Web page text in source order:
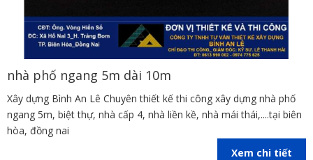
nhà phố ngang 5m dài 10m
Xây dựng Bình An Lê Chuyên thiết kế thi công xây dựng nhà phố
ngang 5m, biệt thự, nhà cấp 4, nhà liền kề, nhà mái thái,....tại biên
hòa, đồng nai
Xem chi tiết